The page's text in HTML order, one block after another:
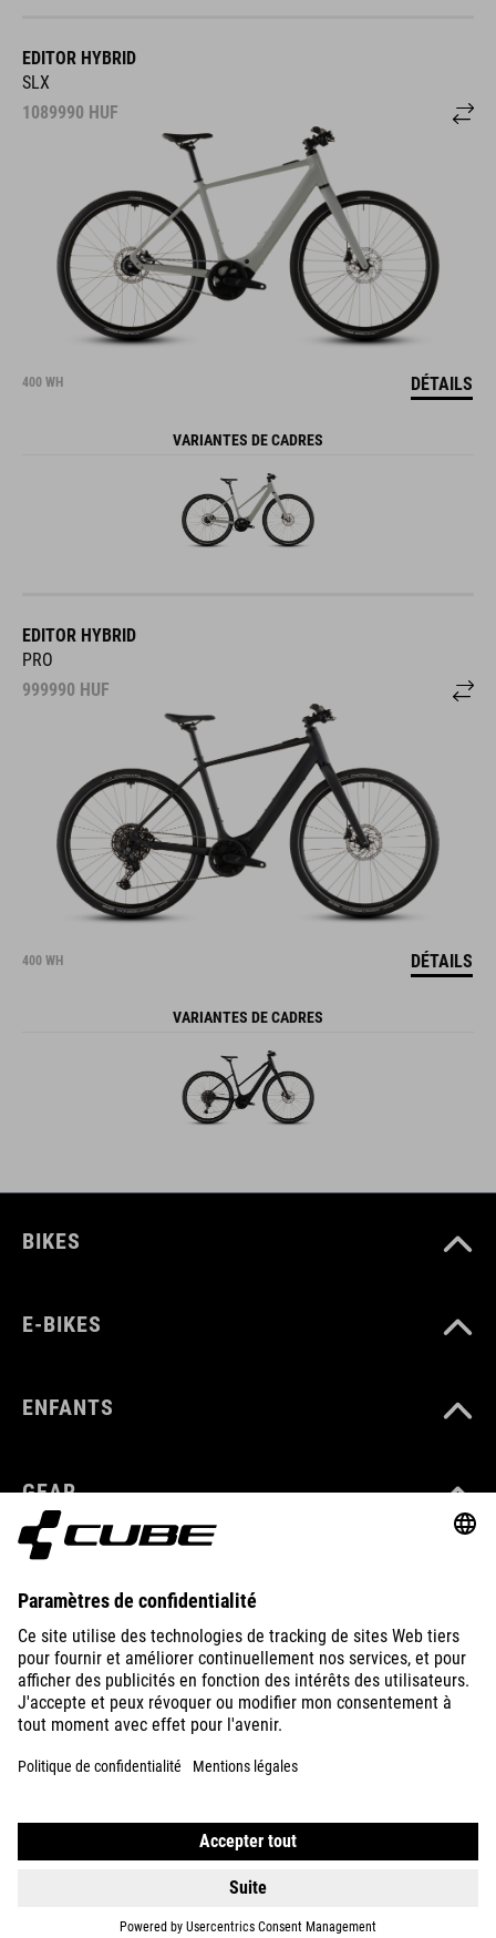
EDITOR HYBRID
SLX
1089990 HUF
400 WH DÉTAILS
VARIANTES DE CADRES
EDITOR HYBRID
PRO
999990 HUF
400 WH DÉTAILS
VARIANTES DE CADRES
BIKES
E-BIKES
ENFANTS
GEAR
SUPPORT
EXPLORE